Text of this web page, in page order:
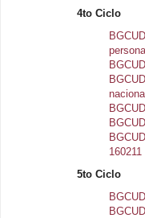
4to Ciclo
160211
5to Ciclo